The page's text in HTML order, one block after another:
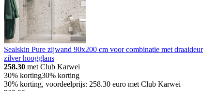
Sealskin Pure zijwand 90x200 cm voor combinatie met draaideur
zilver hoogglans
258.30 met Club Karwei
30% korting30% korting
30% korting, voordeelprijs: 258.30 euro met Club Karwei